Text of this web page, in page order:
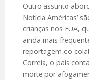
Outro assunto
Notícia Américas’
crianças nos EUA,
ainda mais
reportagem do
Correia, o país
morte por